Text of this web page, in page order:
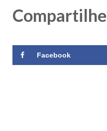
Compartilhe
Facebook